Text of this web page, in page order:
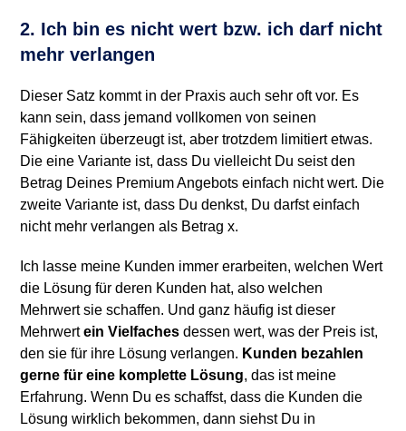
2. Ich bin es nicht wert bzw. ich darf nicht
mehr verlangen
Dieser Satz kommt in der Praxis auch sehr oft vor. Es
kann sein, dass jemand vollkomen von seinen
Fähigkeiten überzeugt ist, aber trotzdem limitiert etwas.
Die eine Variante ist, dass Du vielleicht Du seist den
Betrag Deines Premium Angebots einfach nicht wert. Die
zweite Variante ist, dass Du denkst, Du darfst einfach
nicht mehr verlangen als Betrag x.
Ich lasse meine Kunden immer erarbeiten, welchen Wert
die Lösung für deren Kunden hat, also welchen
Mehrwert sie schaffen. Und ganz häufig ist dieser
Mehrwertein Vielfaches dessen wert, was der Preis ist,
den sie für ihre Lösung verlangen. Kunden bezahlen
gerne für eine komplette Lösung, das ist meine
Erfahrung. Wenn Du es schaffst, dass die Kunden die
Lösung wirklich bekommen, dann siehst Du in